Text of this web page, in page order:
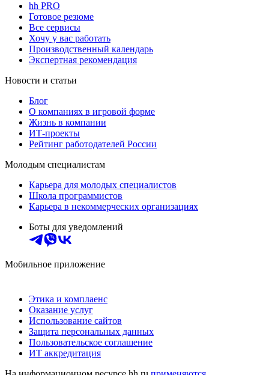
hh PRO
Готовое резюме
Все сервисы
Хочу у вас работать
Производственный календарь
Экспертная рекомендация
Новости и статьи
Блог
О компаниях в игровой форме
Жизнь в компании
ИТ-проекты
Рейтинг работодателей России
Молодым специалистам
Карьера для молодых специалистов
Школа программистов
Карьера в некоммерческих организациях
Боты для уведомлений
Мобильное приложение
Этика и комплаенс
Оказание услуг
Использование сайтов
Защита персональных данных
Пользовательское соглашение
ИТ аккредитация